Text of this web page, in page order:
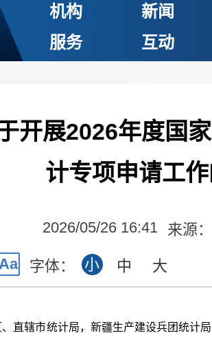
机构
新闻
服务
互动
开展2026年度国
计专项申请工
2026/05/26 16:41 来源
字体： 小 中 大
直辖市统计局，新疆生产建设兵团统计